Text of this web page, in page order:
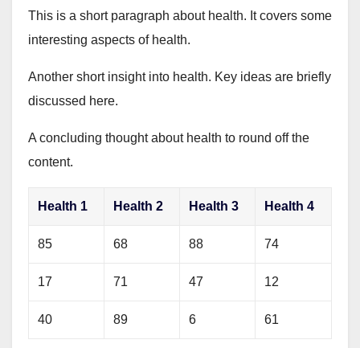
This is a short paragraph about health. It covers some
interesting aspects of health.
Another short insight into health. Key ideas are briefly
discussed here.
A concluding thought about health to round off the
content.
Health 1 Health 2 Health 3 Health 4
85 68 88 74
17 71 47 12
40 89 6 61